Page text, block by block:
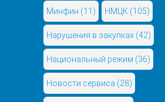
Минфин (11) НМЦК (105)
Нарушения в закупках (42)
Национальный режим (36)
Новости сервиса (28)